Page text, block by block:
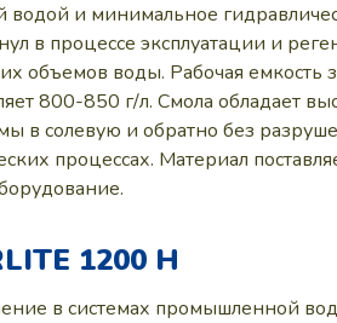
и минимальное
в процессе эксплуатации и
объемов воды. Рабочая емкость
800-850 г/л. Смола обладает
и обратно без
процессах. Материал
1200 H
в системах промышленной